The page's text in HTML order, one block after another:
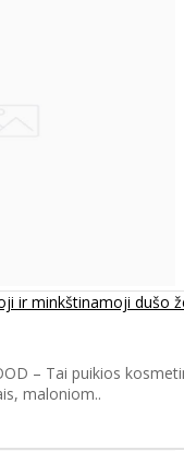
ir minkštinamoji dušo
– Tai puikios
maloniom..